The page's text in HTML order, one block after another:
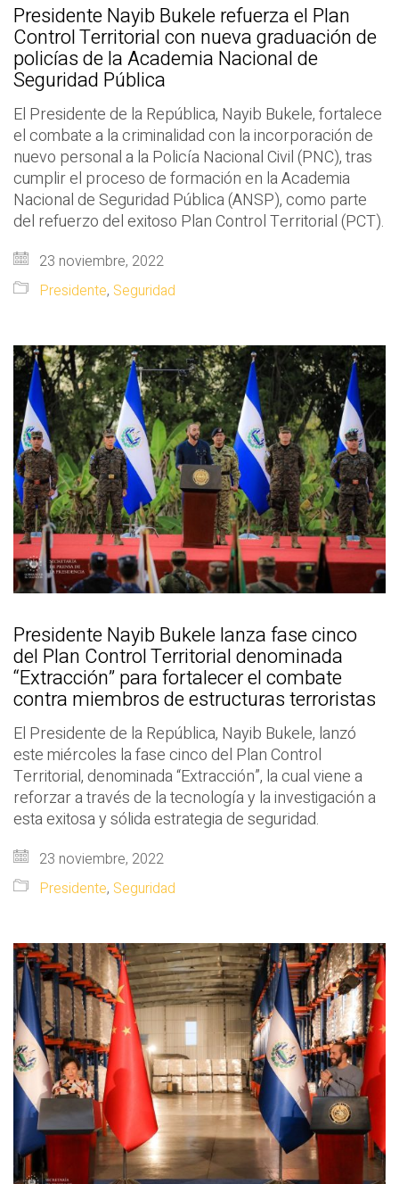
Presidente Nayib Bukele refuerza el Plan
Control Territorial con nueva graduación de
policías de la Academia Nacional de
Seguridad Pública
El Presidente de la República, Nayib Bukele, fortalece
el combate a la criminalidad con la incorporación de
nuevo personal a la Policía Nacional Civil (PNC), tras
cumplir el proceso de formación en la Academia
Nacional de Seguridad Pública (ANSP), como parte
del refuerzo del exitoso Plan Control Territorial (PCT).
23 noviembre, 2022
Presidente, Seguridad
Presidente Nayib Bukele lanza fase cinco
del Plan Control Territorial denominada
“Extracción” para fortalecer el combate
contra miembros de estructuras terroristas
El Presidente de la República, Nayib Bukele, lanzó
este miércoles la fase cinco del Plan Control
Territorial, denominada “Extracción”, la cual viene a
reforzar a través de la tecnología y la investigación a
esta exitosa y sólida estrategia de seguridad.
23 noviembre, 2022
Presidente, Seguridad